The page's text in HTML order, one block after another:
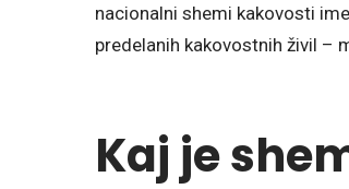
nacionalni shemi kakovosti
predelanih kakovostnih živil –
Kaj je